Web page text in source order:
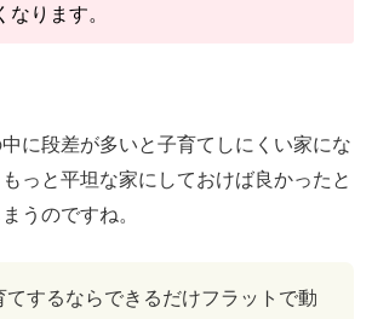
なります。
に段差が多いと子育てしにくい家にな
っと平坦な家にしておけば良かったと
うのですね。
てするならできるだけフラットで動